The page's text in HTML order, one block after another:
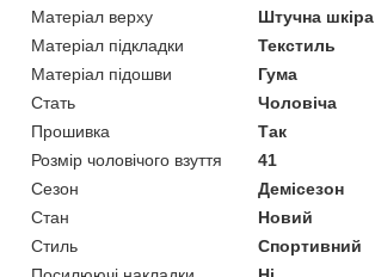
Матеріал верху
Штучна шкіра
Матеріал підкладки
Текстиль
Матеріал підошви
Гума
Стать
Чоловіча
Прошивка
Так
Розмір чоловічого взуття
41
Сезон
Демісезон
Стан
Новий
Стиль
Спортивний